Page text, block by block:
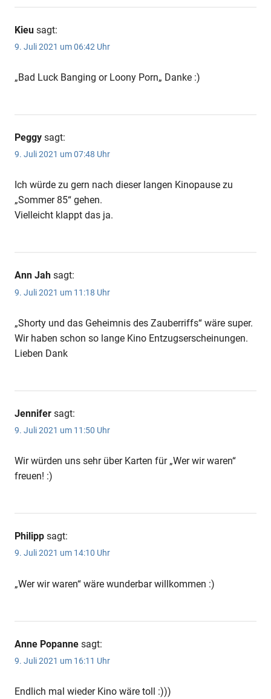
Kieu sagt:
9. Juli 2021 um 06:42 Uhr
„Bad Luck Banging or Loony Porn„ Danke :)
Peggy sagt:
9. Juli 2021 um 07:48 Uhr
Ich würde zu gern nach dieser langen Kinopause zu
„Sommer 85“ gehen.
Vielleicht klappt das ja.
Ann Jah sagt:
9. Juli 2021 um 11:18 Uhr
„Shorty und das Geheimnis des Zauberriffs“ wäre super.
Wir haben schon so lange Kino Entzugserscheinungen.
Lieben Dank
Jennifer sagt:
9. Juli 2021 um 11:50 Uhr
Wir würden uns sehr über Karten für „Wer wir waren“
freuen! :)
Philipp sagt:
9. Juli 2021 um 14:10 Uhr
„Wer wir waren“ wäre wunderbar willkommen :)
Anne Popanne sagt:
9. Juli 2021 um 16:11 Uhr
Endlich mal wieder Kino wäre toll :)))